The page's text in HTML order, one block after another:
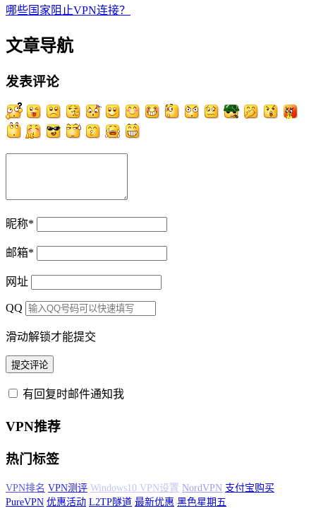
哪些国家阻止VPN连接？
文章导航
发表评论
昵称*
邮箱*
网址
QQ
滑动解锁才能提交
有回复时邮件通知我
VPN推荐
热门标签
VPN测评 Windows10 VPN设置 国外VPN NordVPN 支付宝购买
PureVPN 优惠活动 L2TP隧道 最新优惠 黑色星期五